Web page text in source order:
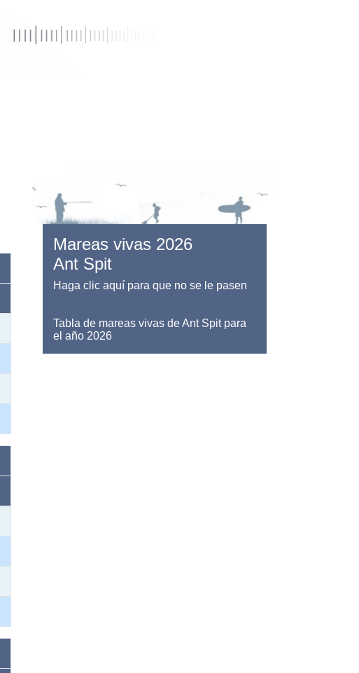
Mareas vivas 2026
Ant Spit
Haga clic aquí para que no se le pasen
Tabla de mareas vivas de Ant Spit para
el año 2026